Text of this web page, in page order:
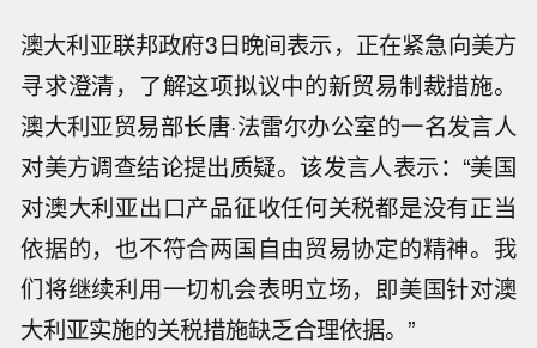
澳大利亚联邦政府3日晚间表示，正在紧急向美方
寻求澄清，了解这项拟议中的新贸易制裁措施。
澳大利亚贸易部长唐·法雷尔办公室的一名发言人
对美方调查结论提出质疑。该发言人表示：“美国
对澳大利亚出口产品征收任何关税都是没有正当
依据的，也不符合两国自由贸易协定的精神。我
们将继续利用一切机会表明立场，即美国针对澳
大利亚实施的关税措施缺乏合理依据。”